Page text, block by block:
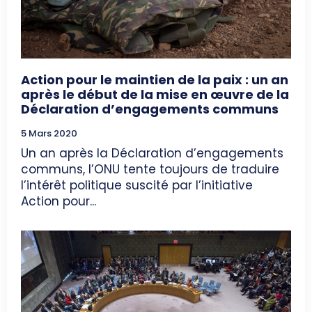
Action pour le maintien de la paix : un an
après le début de la mise en œuvre de la
Déclaration d’engagements communs
5 Mars 2020
Un an après la Déclaration d’engagements
communs, l’ONU tente toujours de traduire
l’intérêt politique suscité par l’initiative
Action pour...